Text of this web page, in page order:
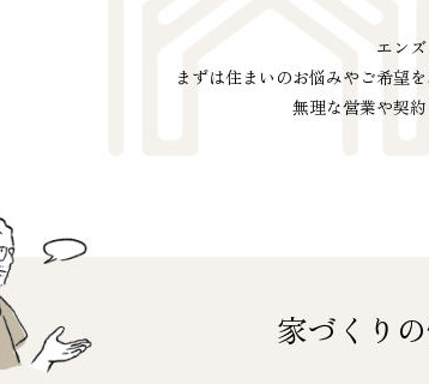
エン
まずは住まいのお悩みやご希望を
無理な営業や契
家づくり